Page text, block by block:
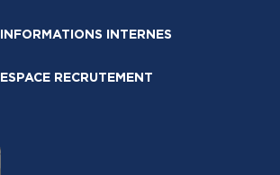
INFORMATIONS INTERNES
ESPACE RECRUTEMENT